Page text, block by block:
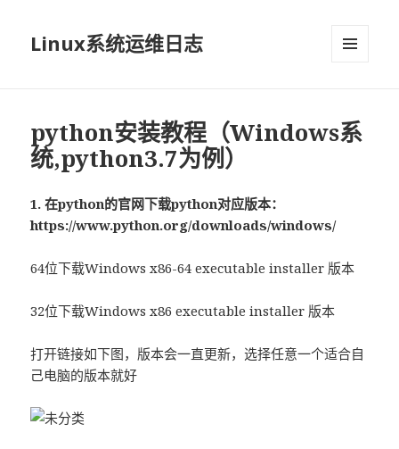
Linux系统运维日志
python安装教程（Windows系
统,python3.7为例）
1. 在python的官网下载python对应版本：
https://www.python.org/downloads/windows/
64位下载Windows x86-64 executable installer 版本
32位下载Windows x86 executable installer 版本
打开链接如下图，版本会一直更新，选择任意一个适合自
己电脑的版本就好